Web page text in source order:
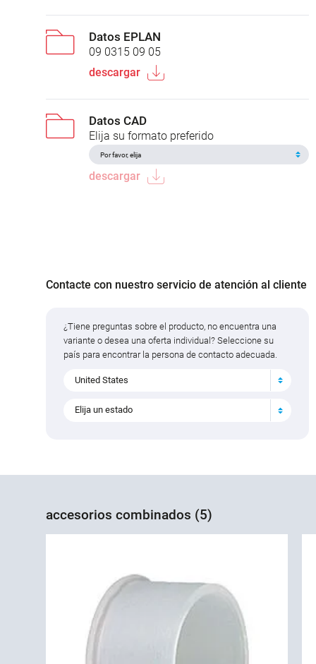
Datos EPLAN
09 0315 09 05
descargar
Datos CAD
Elija su formato preferido
descargar
Contacte con nuestro servicio de atención al cliente
¿Tiene preguntas sobre el producto, no encuentra una
variante o desea una oferta individual? Seleccione su
país para encontrar la persona de contacto adecuada.
United States
Elija un estado
accesorios combinados (5)